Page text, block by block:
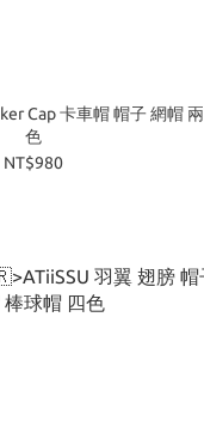
Cap 卡車帽 帽子 網帽 兩
色
NT$980